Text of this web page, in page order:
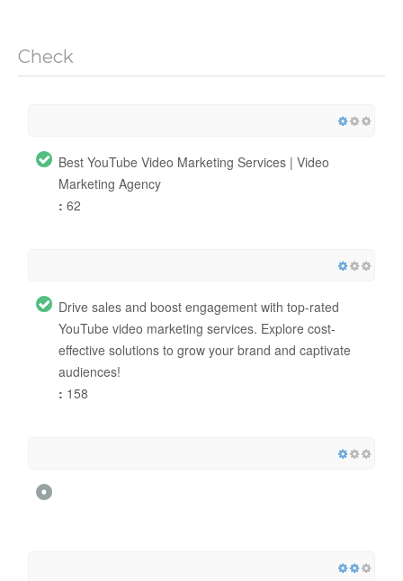
Check
Best YouTube Video Marketing Services | Video
Marketing Agency
: 62
Drive sales and boost engagement with top-rated
YouTube video marketing services. Explore cost-
effective solutions to grow your brand and captivate
audiences!
: 158